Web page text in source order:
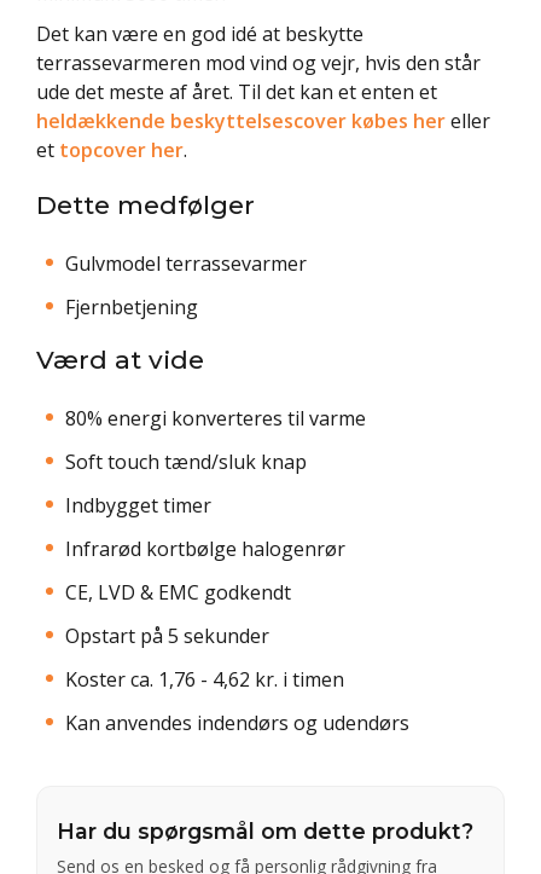
Det kan være en god idé at beskytte
terrassevarmeren mod vind og vejr, hvis den står
ude det meste af året. Til det kan et enten et
heldækkende beskyttelsescover købes hereller
et topcover her.
Dette medfølger
Gulvmodel terrassevarmer
Fjernbetjening
Værd at vide
80% energi konverteres til varme
Soft touch tænd/sluk knap
Indbygget timer
Infrarød kortbølge halogenrør
CE, LVD & EMC godkendt
Opstart på 5 sekunder
Koster ca. 1,76 - 4,62 kr. i timen
Kan anvendes indendørs og udendørs
Har du spørgsmål om dette produkt?
Send os en besked og få personlig rådgivning fra